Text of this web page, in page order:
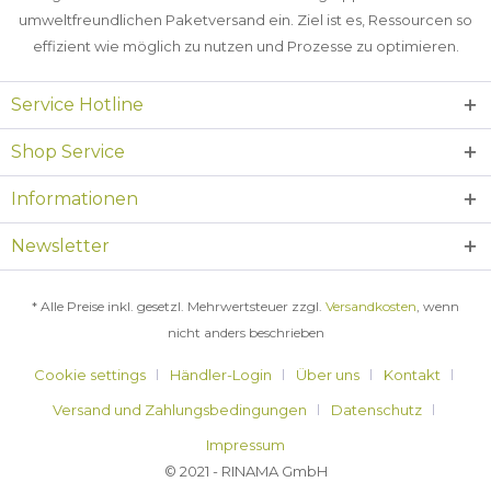
umweltfreundlichen Paketversand ein. Ziel ist es, Ressourcen so
effizient wie möglich zu nutzen und Prozesse zu optimieren.
Service Hotline
Shop Service
Informationen
Newsletter
* Alle Preise inkl. gesetzl. Mehrwertsteuer zzgl. Versandkosten, wenn
nicht anders beschrieben
Cookie settings Händler-Login Über uns
Kontakt
Versand und Zahlungsbedingungen
Datenschutz
Impressum
© 2021 - RINAMA GmbH